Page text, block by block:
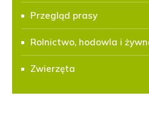
Przegląd prasy
Rolnictwo, hodowla i
Zwierzęta